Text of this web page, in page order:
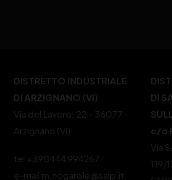
DISTRETTO INDUSTRIALE
DI ARZIGNANO (VI)
Via del Lavoro, 22 – 36077 –
Arzignano (VI)
tel +390444 994267
e-mail m.nogarole@ssip.it
DI
c/o
Via
119/